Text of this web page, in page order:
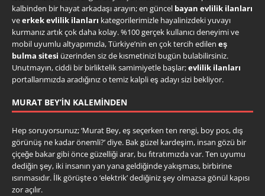
kalbinden bir hayat arkadaşı arayın; en güncel bayan evlilik ilanları
veerkek evlilik ilanları kategorilerimizle hayalinizdeki yuvayı
kurmanız artık çok daha kolay. %100 gerçek kullanıcı deneyimi ve
mobil uyumlu altyapımızla, Türkiye’nin en çok tercih edilen eş
bulma sitesi üzerinden siz de kısmetinizi bugün bulabilirsiniz.
Unutmayın, ciddi bir birliktelik samimiyetle başlar;evlilik ilanları
portallarımızda aradığınız o temiz kalpli eş adayı sizi bekliyor.
MURAT BEY’IN KALEMINDEN
Hep soruyorsunuz; ‘Murat Bey, eş seçerken ten rengi, boy pos, dış
görünüş ne kadar önemli?’ diye. Bak güzel kardeşim, insan gözü bir
çiçeğe bakar gibi önce güzelliği arar, bu fıtratımızda var. Ten uyumu
dediğin şey, iki insanın yan yana geldiğinde yakışması, birbirine
ısınmasıdır. İlk görüşte o ‘elektrik’ dediğiniz şey olmazsa gönül kapısı
zor açılır.